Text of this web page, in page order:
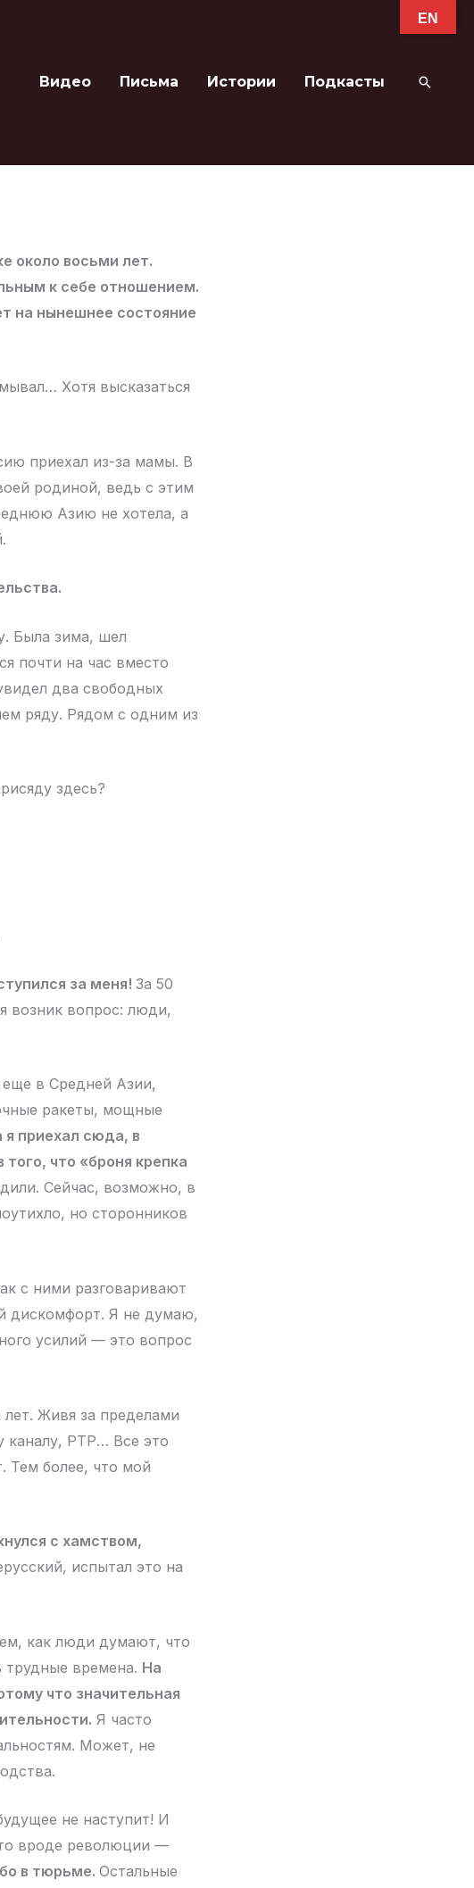
Видео Письма Истории Подкасты Поиск
около восьми лет.
к себе отношением.
на нынешнее состояние
Хотя высказаться
приехал из-за мамы. В
родиной, ведь с этим
Азию не хотела, а
Была зима, шел
почти на час вместо
два свободных
ряду. Рядом с одним из
здесь?
за меня! За 50
возник вопрос: люди,
в Средней Азии,
ракеты, мощные
я приехал сюда, в
что «броня крепка
Сейчас, возможно, в
но сторонников
с ними разговаривают
дискомфорт. Я не думаю,
усилий — это вопрос
Живя за пределами
каналу, РТР… Все это
Тем более, что мой
с хамством,
испытал это на
как люди думают, что
трудные времена. На
что значительная
Я часто
Может, не
не наступит! И
вроде революции —
в тюрьме. Остальные
EN